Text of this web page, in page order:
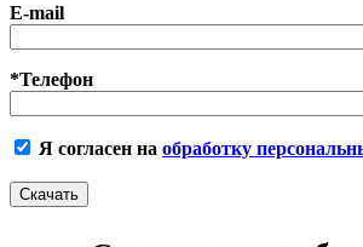
E-mail
*Телефон
Я согласен на обработку